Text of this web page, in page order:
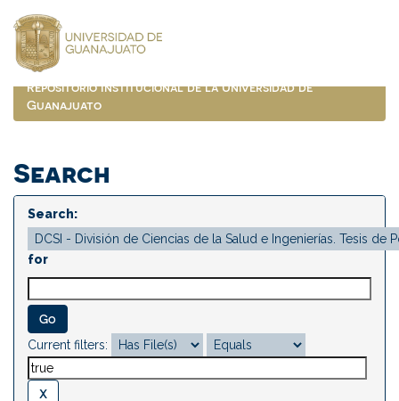
navigation
Repositorio Institucional de la Universidad de
Guanajuato
Search
Search:
for
Current filters: